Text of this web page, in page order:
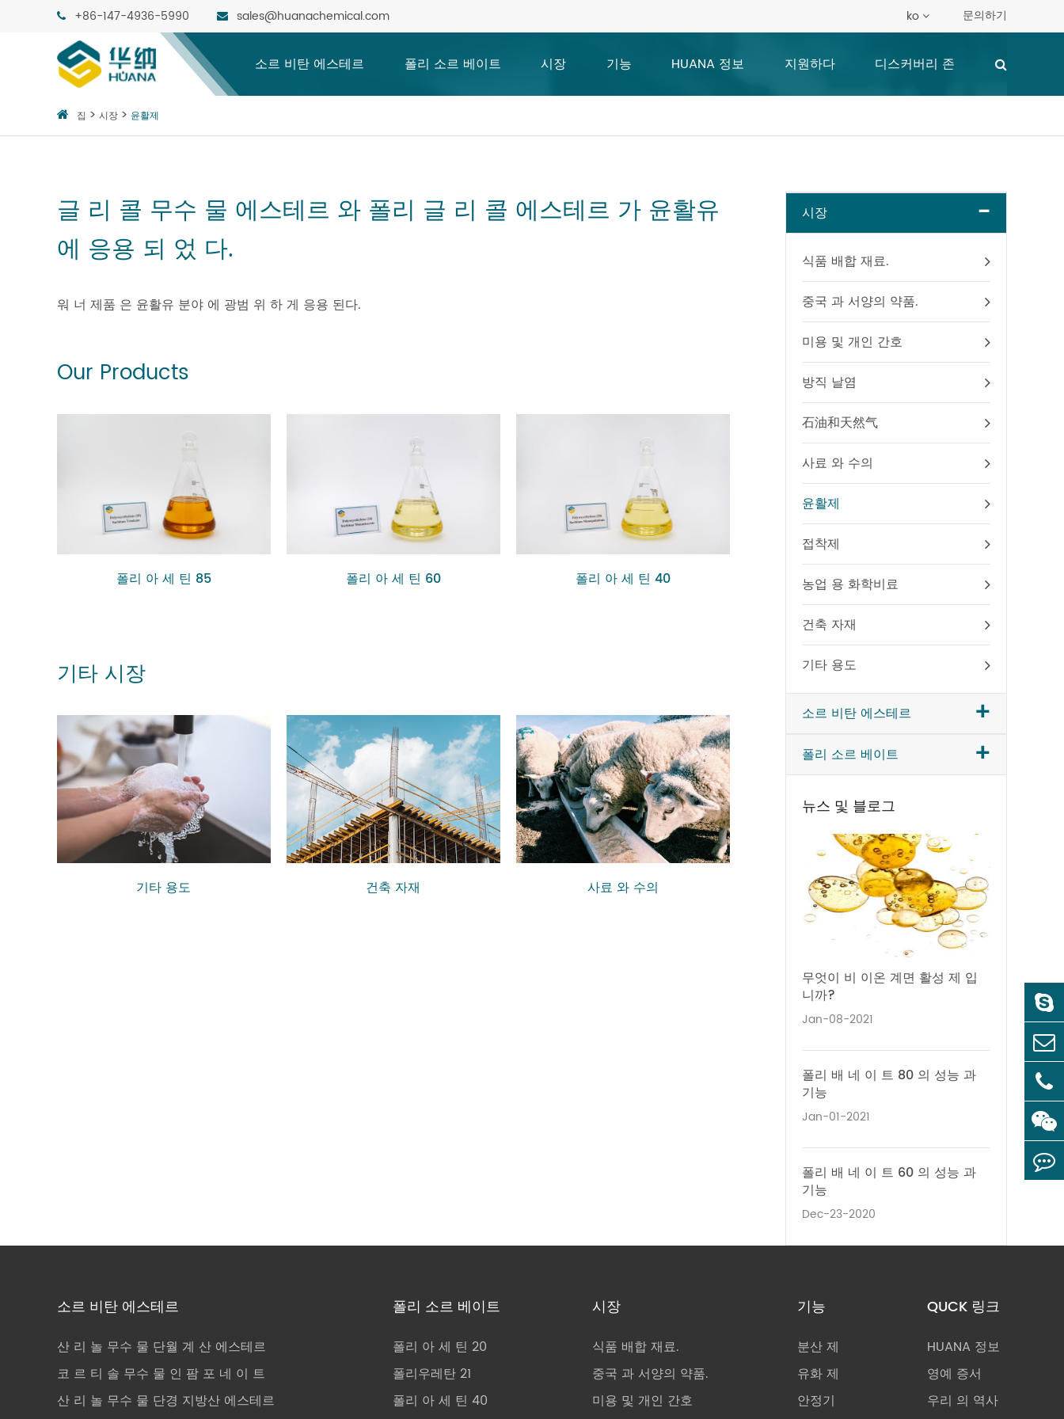
+86-147-4936-5990 sales@huanachemical.com ko 문의하기
소르 비탄 에스테르 폴리 소르 베이트 시장 기능 HUANA 정보 지원하다 디스커버리 존
집 시장 윤활제
글 리 콜 무수 물 에스테르 와 폴리 글 리 콜 에스테르 가 윤활유
에 응용 되 었 다.
워 너 제품 은 윤활유 분야 에 광범 위 하 게 응용 된다.
Our Products
폴리 아 세 틴 85 폴리 아 세 틴 60 폴리 아 세 틴 40 폴 리 카 네 이 트 81
기타 시장
기타 용도 건축 자재 사료 와 수의
시장 -
식품 배합 재료.
중국 과 서양의 약품.
미용 및 개인 간호
방직 날염
石油和天然气
사료 와 수의
윤활제
접착제
농업 용 화학비료
건축 자재
기타 용도
소르 비탄 에스테르 +
폴리 소르 베이트 +
뉴스 및 블로그
무엇이 비 이온 계면 활성 제 입
니까?
Jan-08-2021
폴리 배 네 이 트 80 의 성능 과
기능
Jan-01-2021
폴리 배 네 이 트 60 의 성능 과
기능
Dec-23-2020
소르 비탄 에스테르
산 리 놀 무수 물 단월 계 산 에스테르
코 르 티 솔 무수 물 인 팜 포 네 이 트
산 리 놀 무수 물 단경 지방산 에스테르
폴리 소르 베이트
폴리 아 세 틴 20
폴리우레탄 21
폴리 아 세 틴 40
시장
식품 배합 재료.
중국 과 서양의 약품.
미용 및 개인 간호
기능
분산 제
유화 제
안정기
QUCK 링크
HUANA 정보
영예 증서
우리 의 역사